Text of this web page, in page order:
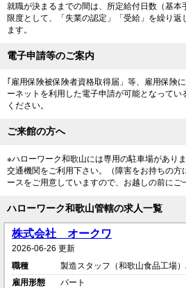
就職が決まるまでの間は、所定給付日数（基本
限度として、「失業の認定」「受給」を繰り返
ます。
電子申請等のご案内
｢雇用保険被保険者資格取得届」等、雇用保険
ーネットを利用した電子申請が可能となってい
ください。
ご来館の方へ
※ハローワーク和歌山には専用の駐車場があり
交通機関をご利用下さい。（障害をお持ちの方
ースをご用意していますので、お越しの前にご
ハローワーク和歌山管轄の求人一覧
株式会社 オークワ
2026-06-26 更新
職種
製造スタッフ（和歌山食品工場
雇用形態
パート